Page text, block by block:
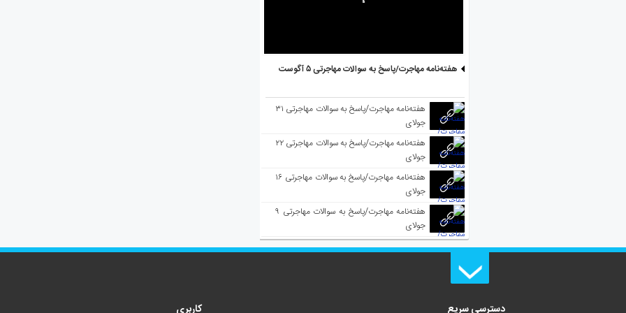
هفته‌نامه مهاجرت/پاسخ به سوالات مهاجرتی ۵ آگوست
هفته‌نامه مهاجرت/پاسخ به سوالات مهاجرتی ۳۱
جولای
هفته‌نامه مهاجرت/پاسخ به سوالات مهاجرتی ۲۲
جولای
هفته‌نامه مهاجرت/پاسخ به سوالات مهاجرتی ۱۶
جولای
هفته‌نامه مهاجرت/پاسخ به سوالات مهاجرتی ۹
جولای
دسترسی سریع کاربری